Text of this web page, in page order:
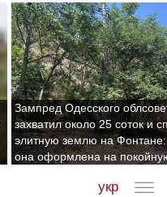
Зампред Одесского
захватил около 25 соток и
элитную землю на Фонтане:
она оформлена на
укр